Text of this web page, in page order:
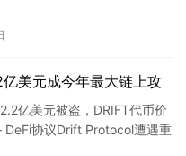
美元成今年最大链上攻
亿美元被盗，DRIFT代币价
协议Drift Protocol遭遇重